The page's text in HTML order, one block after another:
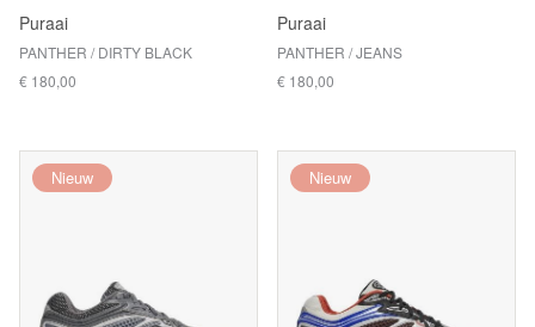
Puraai
PANTHER / DIRTY BLACK
€ 180,00
Puraai
PANTHER / JEANS
€ 180,00
Nieuw Nieuw